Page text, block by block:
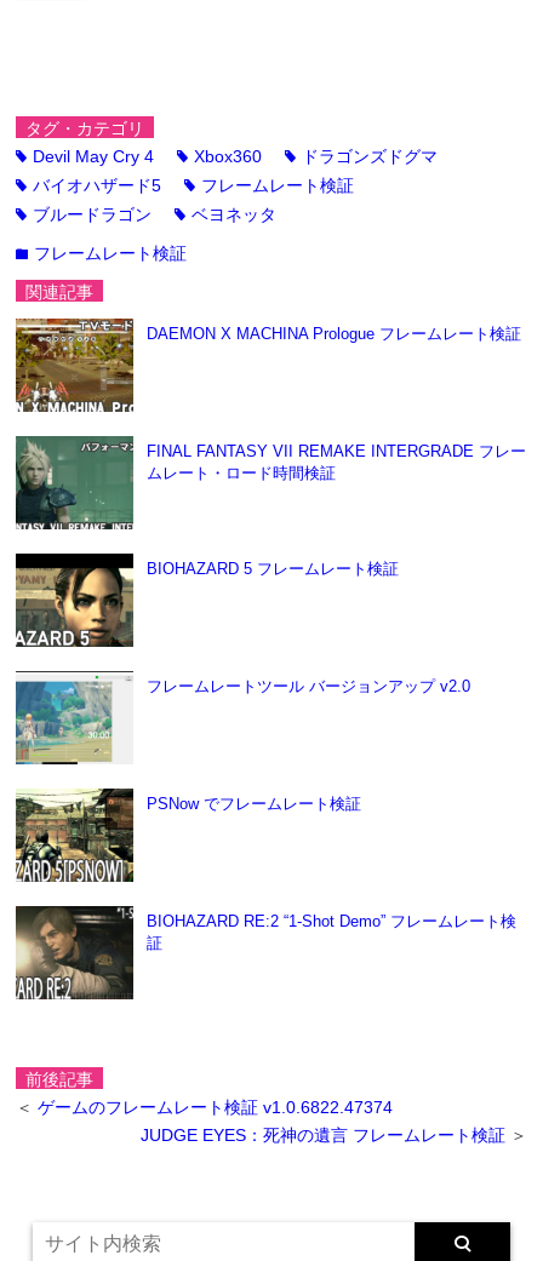
タグ・カテゴリ
tag Devil May Cry 4 tagXbox360 tag ドラゴンズドグマ
tagバイオハザード5 tag フレームレート検証
tag ブルードラゴン tagベヨネッタ
folder フレームレート検証
関連記事
DAEMON X MACHINA Prologue フレームレート検証
FINAL FANTASY VII REMAKE INTERGRADE フレー
ムレート・ロード時間検証
BIOHAZARD 5 フレームレート検証
フレームレートツール バージョンアップ v2.0
PSNow でフレームレート検証
BIOHAZARD RE:2 “1-Shot Demo” フレームレート検
証
前後記事
＜ゲームのフレームレート検証 v1.0.6822.47374
JUDGE EYES：死神の遺言 フレームレート検証 ＞